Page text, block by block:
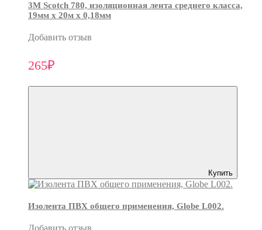
3М Scotch 780, изоляционная лента среднего класса,
19мм х 20м х 0,18мм
Добавить отзыв
265₽
Купить
Изолента ПВХ общего применения, Globe L002.
Добавить отзыв